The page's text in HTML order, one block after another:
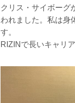
クリス・サイボーグ
われました。私は身
す。
RIZINで長いキャリ